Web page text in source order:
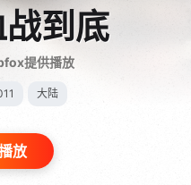
到底
提供播放
大陆
放